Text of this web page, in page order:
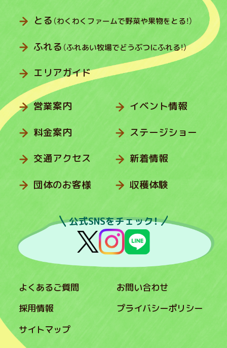
とる （わくわくファームで野菜や果物をとる！）
ふれる （ふれあい牧場でどうぶつにふれる！）
エリアガイド
営業案内
料金案内
交通アクセス
団体のお客様
イベント情報
ステージショー
新着情報
収穫体験
公式SNSをチェック！
よくあるご質問
お問い合わせ
採用情報
プライバシーポリシー
サイトマップ